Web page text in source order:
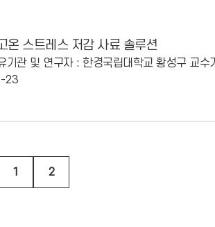
온 스트레스 저감 사료 솔루션
기관 및 연구자 : 한경국립대학교 황성구 교수
23
1 2